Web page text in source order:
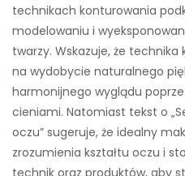
technikach konturowania
modelowaniu i
twarzy. Wskazuje, że
na wydobycie naturalnego
harmonijnego wyglądu
cieniami. Natomiast tekst o
oczu” sugeruje, że idealny
zrozumienia kształtu oczu i